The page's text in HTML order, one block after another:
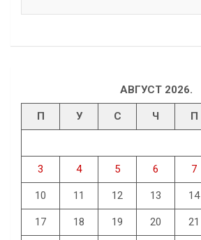
АВГУСТ 2026.
П У С Ч П
3 4 5 6 7
10 11 12 13 14
17 18 19 20 21